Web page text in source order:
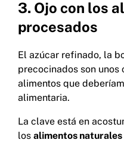
3. Ojo con los
procesados
El azúcar refinado, la
precocinados son unos
alimentos que
alimentaria.
La clave está en
los alimentos